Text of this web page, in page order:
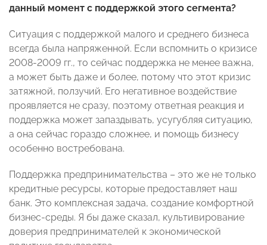
данный момент с поддержкой этого сегмента?
Ситуация с поддержкой малого и среднего бизнеса
всегда была напряженной. Если вспомнить о кризисе
2008-2009 гг., то сейчас поддержка не менее важна,
а может быть даже и более, потому что этот кризис
затяжной, ползучий. Его негативное воздействие
проявляется не сразу, поэтому ответная реакция и
поддержка может запаздывать, усугубляя ситуацию,
а она сейчас гораздо сложнее, и помощь бизнесу
особенно востребована.
Поддержка предпринимательства – это же не только
кредитные ресурсы, которые предоставляет наш
банк. Это комплексная задача, создание комфортной
бизнес-среды. Я бы даже сказал, культивирование
доверия предпринимателей к экономической